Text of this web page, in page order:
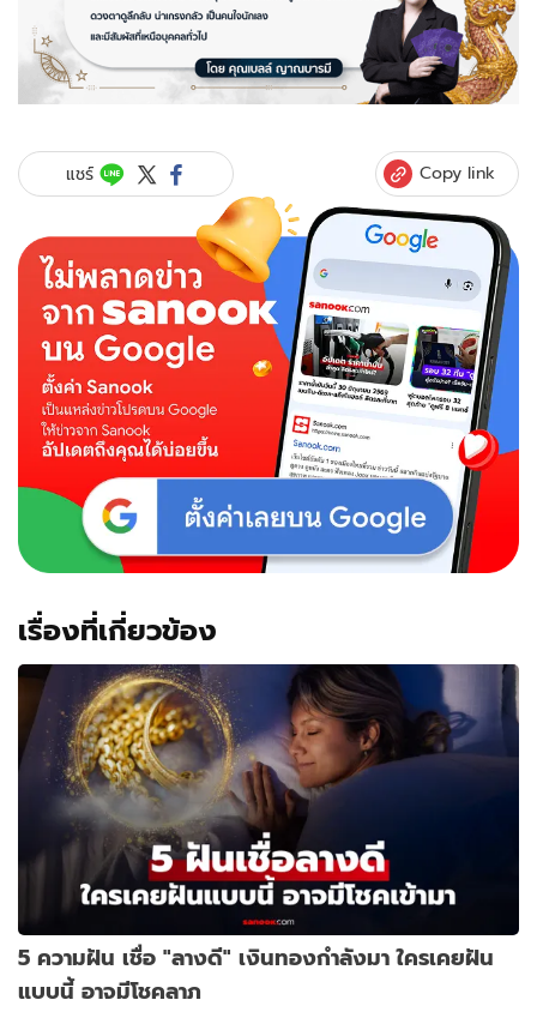
แชร์ Copy link
เรื่องที่เกี่ยวข้อง
5 ความฝัน เชื่อ "ลางดี" เงินทองกำลังมา ใครเคยฝัน
แบบนี้ อาจมีโชคลาภ